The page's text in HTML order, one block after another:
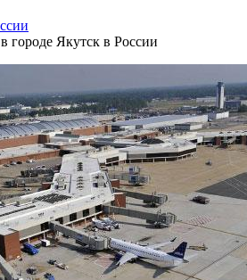
городе Якутск в России